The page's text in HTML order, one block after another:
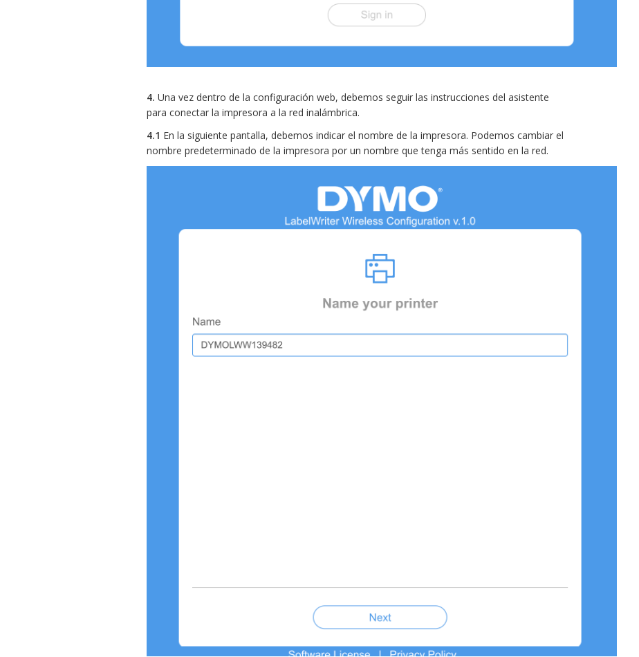
4. Una vez dentro de la configuración web, debemos seguir las instrucciones del asistente
para conectar la impresora a la red inalámbrica.
4.1 En la siguiente pantalla, debemos indicar el nombre de la impresora. Podemos cambiar el
nombre predeterminado de la impresora por un nombre que tenga más sentido en la red.